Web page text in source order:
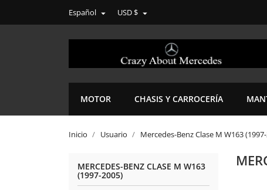
Español  USD $ 
MOTOR CHASIS Y CARROCERÍA
Inicio Usuario Mercedes-Benz Clase M W163
MERCEDES-BENZ CLASE M W163
(1997-2005)